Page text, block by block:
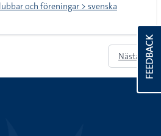
och föreningar > svenska
Nästa » FEEDBACK